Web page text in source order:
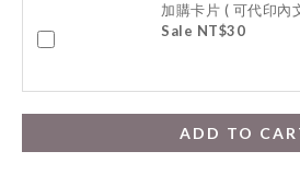
加購卡片 ( 可代印內
Sale NT$30
ADD TO